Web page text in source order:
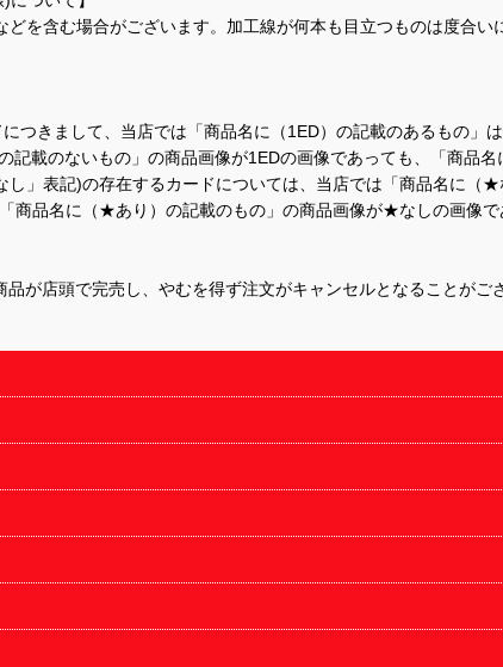
を含む場合がございます。加工線が何本も目立つものは度合い
つきまして、当店では「商品名に（1ED）の記載のあるもの
記載のないもの」の商品画像が1EDの画像であっても、「商品
」表記)の存在するカードについては、当店では「商品名に
商品名に（★あり）の記載のもの」の商品画像が★なしの画像
が店頭で完売し、やむを得ず注文がキャンセルとなることがご